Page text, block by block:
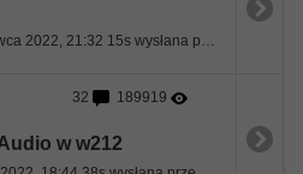
Ostatnia wiadomość: 06 Czerwca 2022, 21:32 15s wysłana przez Delosk8
32 189919
w w212